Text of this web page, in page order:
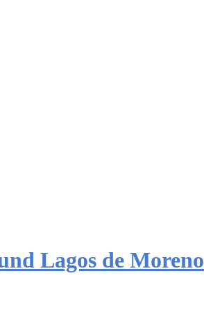
Lagos de Moreno